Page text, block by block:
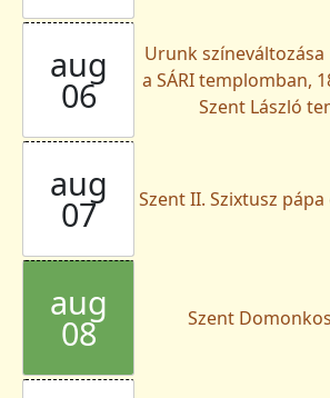
aug
06
Urunk
a SÁRI templomban,
Szent László
aug
07 Szent II. Szixtusz
aug
08 Szent